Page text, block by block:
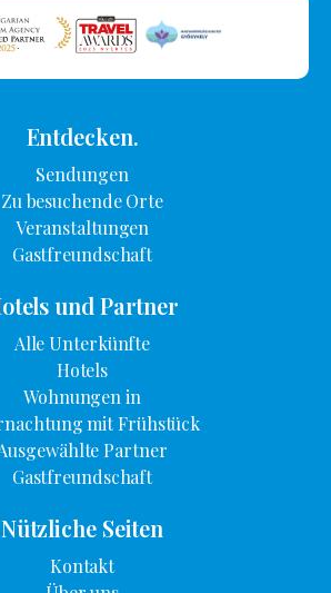
Entdecken.
Sendungen
Zu besuchende Orte
Veranstaltungen
Gastfreundschaft
und Partner
Alle Unterkünfte
Hotels
Wohnungen in
mit Frühstück
Partner
Gastfreundschaft
Nützliche Seiten
Kontakt